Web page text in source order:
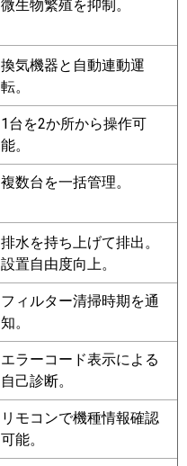
微生物繁殖を抑制。
換気機器と自動連動運
転。
1台を2か所から操作可
能。
複数台を一括管理。
排水を持ち上げて排出。
設置自由度向上。
フィルター清掃時期を通
知。
エラーコード表示による
自己診断。
リモコンで機種情報確認
可能。